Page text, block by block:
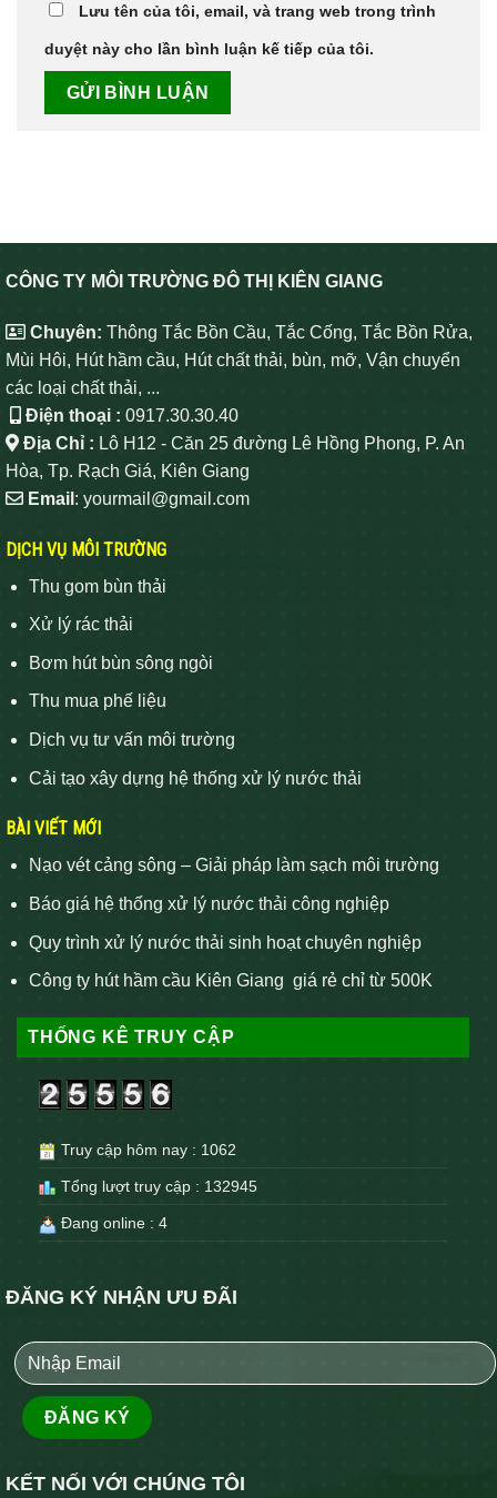
Lưu tên của tôi, email, và trang web trong trình
duyệt này cho lần bình luận kế tiếp của tôi.
CÔNG TY MÔI TRƯỜNG ĐÔ THỊ KIÊN GIANG
Chuyên: Thông Tắc Bồn Cầu, Tắc Cống, Tắc Bồn Rửa,
Mùi Hôi, Hút hầm cầu, Hút chất thải, bùn, mỡ, Vận chuyển
các loại chất thải, ...
Điện thoại : 0917.30.30.40
Địa Chỉ : Lô H12 - Căn 25 đường Lê Hồng Phong, P. An
Hòa, Tp. Rạch Giá, Kiên Giang
Email : yourmail@gmail.com
DỊCH VỤ MÔI TRƯỜNG
Thu gom bùn thải
Xử lý rác thải
Bơm hút bùn sông ngòi
Thu mua phế liệu
Dịch vụ tư vấn môi trường
Cải tạo xây dựng hệ thống xử lý nước thải
BÀI VIẾT MỚI
Nạo vét cảng sông – Giải pháp làm sạch môi trường
Báo giá hệ thống xử lý nước thải công nghiệp
Quy trình xử lý nước thải sinh hoạt chuyên nghiệp
Công ty hút hầm cầu Kiên Giang giá rẻ chỉ từ 500K
THỐNG KÊ TRUY CẬP
Truy cập hôm nay : 1062
Tổng lượt truy cập : 132945
Đang online : 4
ĐĂNG KÝ NHẬN ƯU ĐÃI
KẾT NỐI VỚI CHÚNG TÔI